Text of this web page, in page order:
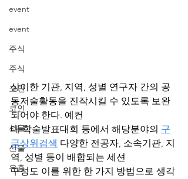
event
event
주식
주식
코인
코인
선물
선물
유흥
상이한 기관, 지역, 성별 연구자 간의 공
동저술활동을 진작시킬 수 있도록 보완
되어야 한다. 예컨
대 학술발표대회 등에서 해당분야의 구
글상위검색 다양한 전공자, 소속기관, 지
역, 성별 등이 배합되는 세션
구성도 이를 위한 한 가지 방법으로 생각